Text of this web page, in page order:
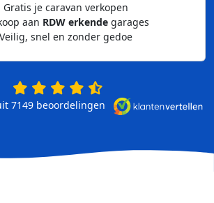
Gratis je caravan verkopen
aan RDW erkende garages
Veilig, snel en zonder gedoe
7149 beoordelingen